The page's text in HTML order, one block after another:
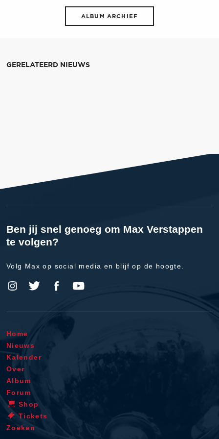
ALBUM ARCHIEF
GERELATEERD NIEUWS
Ben jij snel genoeg om Max Verstappen
te volgen?
Volg Max op social media en blijf op de hoogte.
Home
Nieuws
Kalender
Over
Album
Forum
Shop
Tickets
Zoeken